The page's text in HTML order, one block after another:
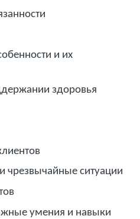
и их
здоровья
чрезвычайные ситуации
умения и навыки